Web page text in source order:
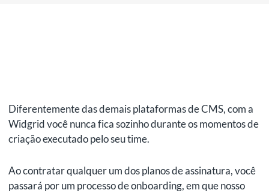
Diferentemente das demais plataformas de CMS, com a
Widgrid você nunca fica sozinho durante os momentos de
criação executado pelo seu time.
Ao contratar qualquer um dos planos de assinatura, você
passará por um processo de onboarding, em que nosso